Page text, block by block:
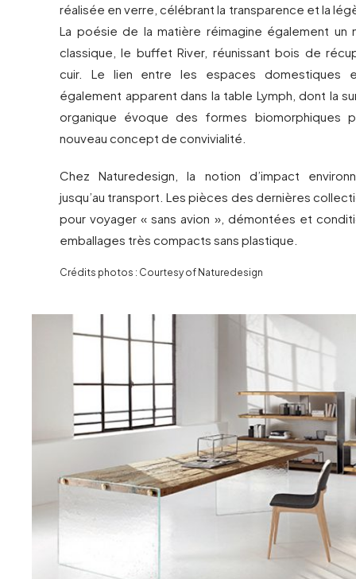
réalisée en verre, célébrant la transparence et la
La poésie de la matière réimagine également un
classique, le buffet River, réunissant bois de
cuir. Le lien entre les espaces domestiques
également apparent dans la table Lymph, dont la
organique évoque des formes biomorphiques
nouveau concept de convivialité.
Chez Naturedesign, la notion d’impact
jusqu’au transport. Les pièces des dernières
pour voyager « sans avion », démontées et
emballages très compacts sans plastique.
Crédits photos : Courtesy of Naturedesign